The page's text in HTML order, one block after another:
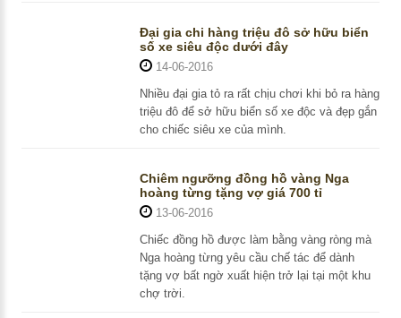
Đại gia chi hàng triệu đô sở hữu biển
số xe siêu độc dưới đây
14-06-2016
Nhiều đại gia tỏ ra rất chịu chơi khi bỏ ra hàng
triệu đô để sở hữu biển số xe độc và đẹp gắn
cho chiếc siêu xe của mình.
Chiêm ngưỡng đồng hồ vàng Nga
hoàng từng tặng vợ giá 700 tỉ
13-06-2016
Chiếc đồng hồ được làm bằng vàng ròng mà
Nga hoàng từng yêu cầu chế tác để dành
tặng vợ bất ngờ xuất hiện trở lại tại một khu
chợ trời.